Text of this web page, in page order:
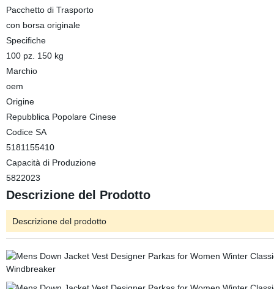
Pacchetto di Trasporto
con borsa originale
Specifiche
100 pz. 150 kg
Marchio
oem
Origine
Repubblica Popolare Cinese
Codice SA
5181155410
Capacità di Produzione
5822023
Descrizione del Prodotto
Descrizione del prodotto